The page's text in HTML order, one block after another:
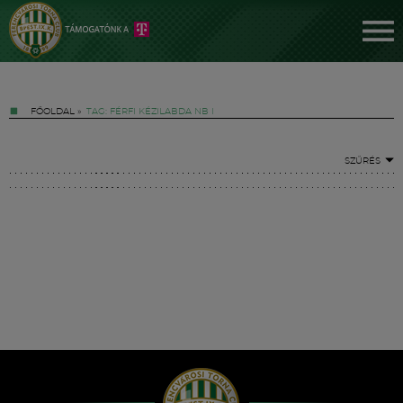
FŐOLDAL » TAG: FÉRFI KÉZILABDA NB I
SZŰRÉS
Hírek